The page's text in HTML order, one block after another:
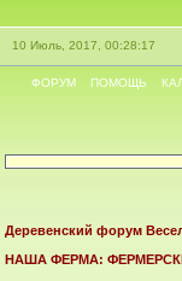
10 Июль, 2017, 00:28:17
ФОРУМ ПОМОЩЬ
Деревенский форум
НАША ФЕРМА: